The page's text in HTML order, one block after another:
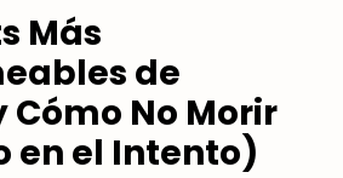
Más
de
Cómo No Morir
en el Intento)